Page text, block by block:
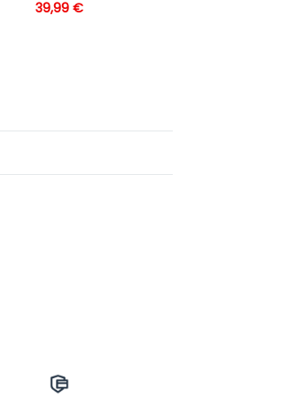
39,99 €